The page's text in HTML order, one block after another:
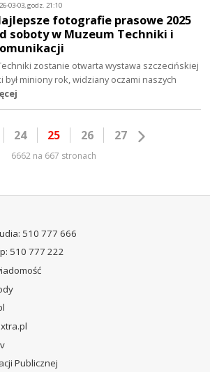
03-03, godz. 21:10
fotografie prasowe 2025
soboty w Muzeum Techniki i
zostanie otwarta wystawa szczecińskiej
był miniony rok, widziany oczami naszych
24 25 26 27
6662 na 667 stronach
510 777 666
510 777 222
Publicznej